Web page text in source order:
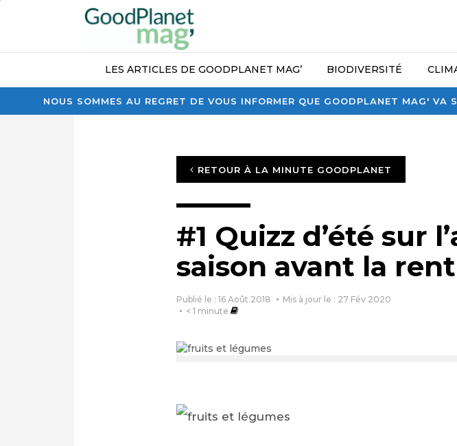
NOUS SOMMES AU REGRET DE VOUS INFORMER QUE GOODPLANET MAG'
LES ARTICLES DE GOODPLANET MAG’ BIODIVERSITÉ
RETOUR À LA MINUTE GOODPLANET
#1 Quizz d’été sur
saison avant la
Publié le : 16 Août 2018
Mis à jour le : 27 Fév 2020
< 1 minute